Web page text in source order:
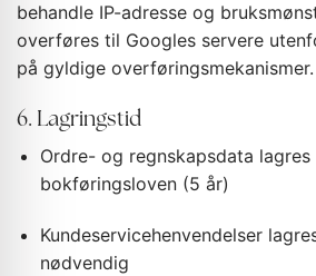
behandle IP-adresse og
overføres til Googles servere
på gyldige overføringsmekanismer.
6. Lagringstid
Ordre- og regnskapsdata
bokføringsloven (5 år)
Kundeservicehenvendelser
nødvendig